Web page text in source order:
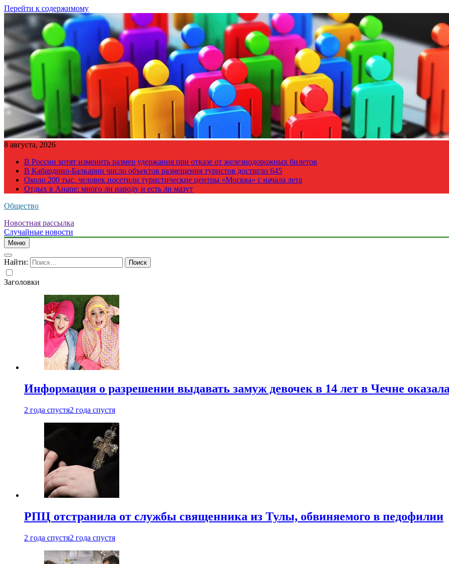
Перейти к содержимому
8 августа, 2026
В России хотят изменить размер удержания при отказе от железнодорожных билетов
В Кабардино-Балкарии число объектов размещения туристов достигло 645
Около 200 тыс. человек посетили туристические центры «Москва» с начала лета
Отдых в Анапе: много ли народу и есть ли мазут
Общество
Новостная рассылка
Случайные новости
Меню
Найти:
Заголовки
Информация о разрешении выдавать замуж девочек в 14 лет в Чечне
2 года спустя2 года спустя
РПЦ отстранила от службы священника из Тулы, обвиняемого в педофилии
2 года спустя2 года спустя